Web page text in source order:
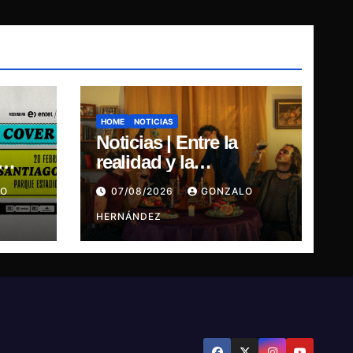
HOME NOTICIAS
Noticias | Entre la
realidad y la
imaginación: Inercia
estrena su primer
single “Marilina”
07/08/2026 GONZALO
HERNÁNDEZ